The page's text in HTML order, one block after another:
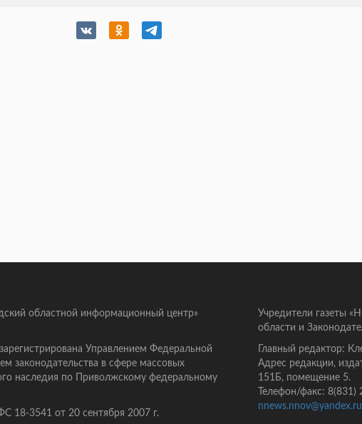
областной информационный центр»
Управлением Федеральной
законодательства в сфере массовых
наследия по Приволжскому федеральному
18-3541 от 20 сентября 2007 г.
Учредители газеты
области и
Главный редактор:
Адрес редакции,
151Б, помещение 5.
Телефон/факс:
nnews.nnov@yandex.ru